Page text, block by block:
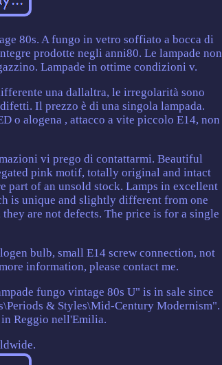
80s. A fungo in vetro soffiato a bocca di
prodotte negli anni80. Le lampade non
Lampade in ottime condizioni v.
una dallaltra, le irregolarità sono
Il prezzo è di una singola lampada.
o alogena , attacco a vite piccolo E14, non
vi prego di contattarmi. Beautiful
pink motif, totally original and intact
part of an unsold stock. Lamps in excellent
is unique and slightly different from one
are not defects. The price is for a single
bulb, small E14 screw connection, not
information, please contact me.
fungo vintage 80s U" is in sale since
& Styles\Mid-Century Modernism".
Reggio nell'Emilia.